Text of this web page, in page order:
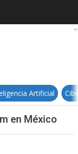
2023 Latam
Artificial
en México